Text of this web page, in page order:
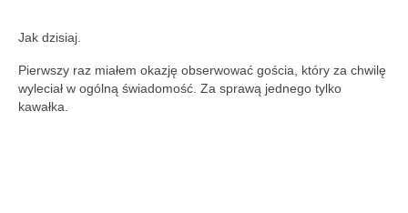
Jak dzisiaj.
Pierwszy raz miałem okazję obserwować gościa, który za chwilę
wyleciał w ogólną świadomość. Za sprawą jednego tylko
kawałka.